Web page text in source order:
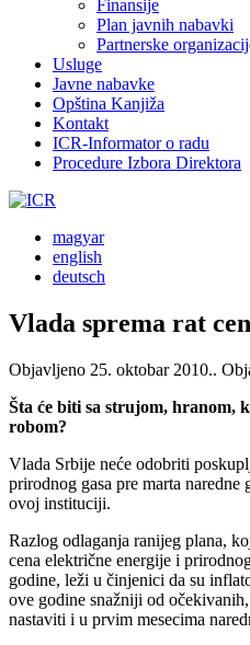
Finansije
Plan javnih nabavki
Partnerske
Usluge
Javne nabavke
Opština Kanjiža
Kontakt
ICR-Informator o radu
Procedure Izbora Direktora
magyar
english
deutsch
Vlada sprema rat
Objavljeno 25. oktobar 2010..
Šta će biti sa strujom, hranom,
robom?
Vlada Srbije neće odobriti
prirodnog gasa pre marta naredne
ovoj instituciji.
Razlog odlaganja ranijeg plana,
cena električne energije i
godine, leži u činjenici da su
ove godine snažniji od
nastaviti i u prvim mesecima